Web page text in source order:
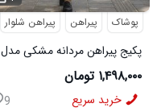
پوشاک پیراهن پیراهن شلوار
پکیج پیراهن مردانه مشکی مدل
VQ شلوار مردانه خاکی مدل
MOBIN
۱,۴۹۸,۰۰۰ تومان
خرید سریع 9